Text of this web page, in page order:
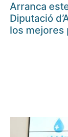
Arranca
Diputació
los mejores